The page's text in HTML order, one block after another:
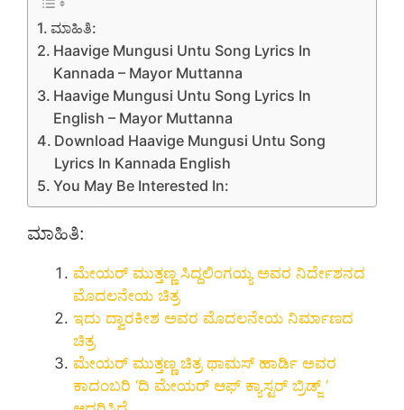
ಮಾಹಿತಿ:
Haavige Mungusi Untu Song Lyrics In
Kannada – Mayor Muttanna
Haavige Mungusi Untu Song Lyrics In
English – Mayor Muttanna
Download Haavige Mungusi Untu Song
Lyrics In Kannada English
You May Be Interested In:
ಮಾಹಿತಿ:
ಮೇಯರ್ ಮುತ್ತಣ್ಣ ಸಿದ್ದಲಿಂಗಯ್ಯ ಅವರ ನಿರ್ದೇಶನದ
ಮೊದಲನೇಯ ಚಿತ್ರ
ಇದು ದ್ವಾರಕೀಶ ಅವರ ಮೊದಲನೇಯ ನಿರ್ಮಾಣದ
ಚಿತ್ರ
ಮೇಯರ್ ಮುತ್ತಣ್ಣ ಚಿತ್ರ ಥಾಮಸ್ ಹಾರ್ಡಿ ಅವರ
ಕಾದಂಬರಿ ‘ದಿ ಮೇಯರ್ ಆಫ್ ಕ್ಯಾಸ್ಟರ್ ಬ್ರಿಡ್ಜ್ ‘